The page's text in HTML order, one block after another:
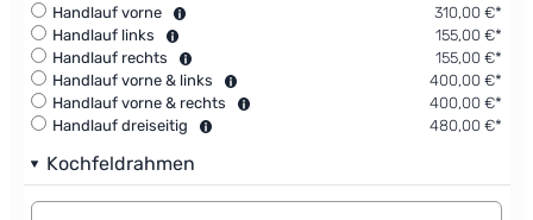
Handlauf vorne
310,00 €*
Handlauf links
155,00 €*
Handlauf rechts
155,00 €*
Handlauf vorne & links
400,00 €*
Handlauf vorne & rechts
400,00 €*
Handlauf dreiseitig
480,00 €*
Kochfeldrahmen